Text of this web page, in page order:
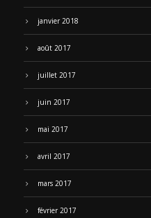
janvier 2018
août 2017
juillet 2017
juin 2017
mai 2017
avril 2017
mars 2017
février 2017